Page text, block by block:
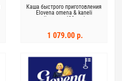
Каша быстрого приготовления
Elovena omena & kaneli
annospikapuuro 420 г яблоко и
1 079.00 р.